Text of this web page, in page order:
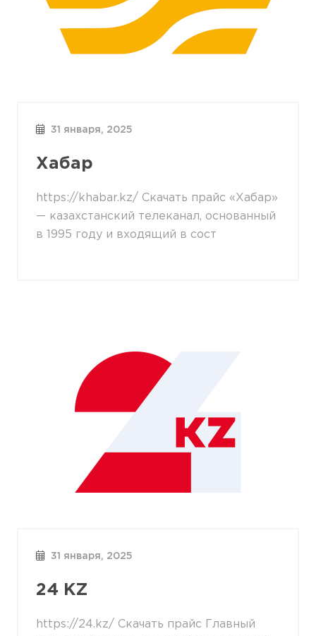
31 января, 2025
Хабар
https://khabar.kz/ Скачать прайс «Хабар»
— казахстанский телеканал, основанный
в 1995 году и входящий в сост
31 января, 2025
24 KZ
https://24.kz/ Скачать прайс Главный